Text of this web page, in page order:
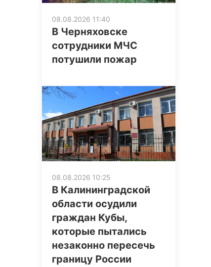
08.08.2026 11:40
В Черняховске
сотрудники МЧС
потушили пожар
08.08.2026 10:25
В Калининградской
области осудили
граждан Кубы,
которые пытались
незаконно пересечь
границу России